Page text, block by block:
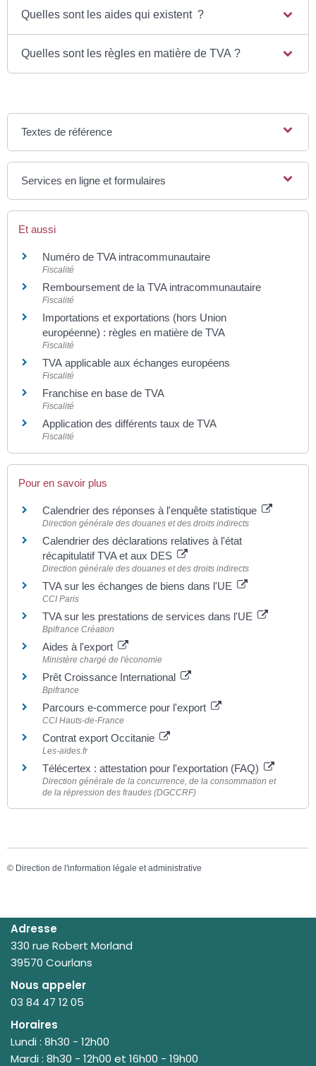
Quelles sont les aides qui existent ?
Quelles sont les règles en matière de TVA ?
Textes de référence
Services en ligne et formulaires
Et aussi
Numéro de TVA intracommunautaire
Fiscalité
Remboursement de la TVA intracommunautaire
Fiscalité
Importations et exportations (hors Union
européenne) : règles en matière de TVA
Fiscalité
TVA applicable aux échanges européens
Fiscalité
Franchise en base de TVA
Fiscalité
Application des différents taux de TVA
Fiscalité
Pour en savoir plus
Calendrier des réponses à l'enquête statistique
Direction générale des douanes et des droits indirects
Calendrier des déclarations relatives à l'état
récapitulatif TVA et aux DES
Direction générale des douanes et des droits indirects
TVA sur les échanges de biens dans l'UE
CCI Paris
TVA sur les prestations de services dans l'UE
Bpifrance Création
Aides à l'export
Ministère chargé de l'économie
Prêt Croissance International
Bpifrance
Parcours e-commerce pour l'export
CCI Hauts-de-France
Contrat export Occitanie
Les-aides.fr
Télécertex : attestation pour l'exportation (FAQ)
Direction générale de la concurrence, de la consommation et
de la répression des fraudes (DGCCRF)
© Direction de l'information légale et administrative
Adresse
330 rue Robert Morland
39570 Courlans
Nous appeler
03 84 47 12 05
Horaires
Lundi : 8h30 - 12h00
Mardi : 8h30 - 12h00 et 16h00 - 19h00